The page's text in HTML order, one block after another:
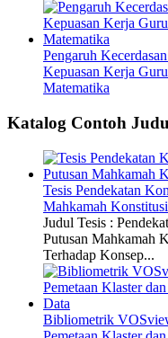
Pengaruh
Kepuasan Kerja
Matematika
Katalog Contoh
Tesis Pendekatan
Mahkamah Konstitusi
Judul Tesis :
Putusan Mahkamah
Terhadap Konsep...
Bibliometrik